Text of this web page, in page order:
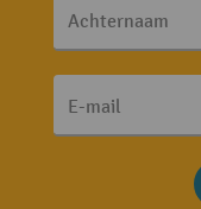
Achternaam
E-mail